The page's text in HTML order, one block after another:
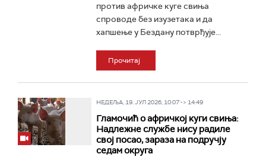
против афричке куге свиња
спроводе без изузетака и да
хапшење у Бездану потврђује...
Прочитај
НЕДЕЉА, 19. ЈУЛ 2026, 10:07 -> 14:49
Гламочић о афричкој куги свиња:
Надлежне службе нису радиле
свој посао, зараза на подручју
седам округа